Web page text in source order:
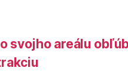
svojho areálu